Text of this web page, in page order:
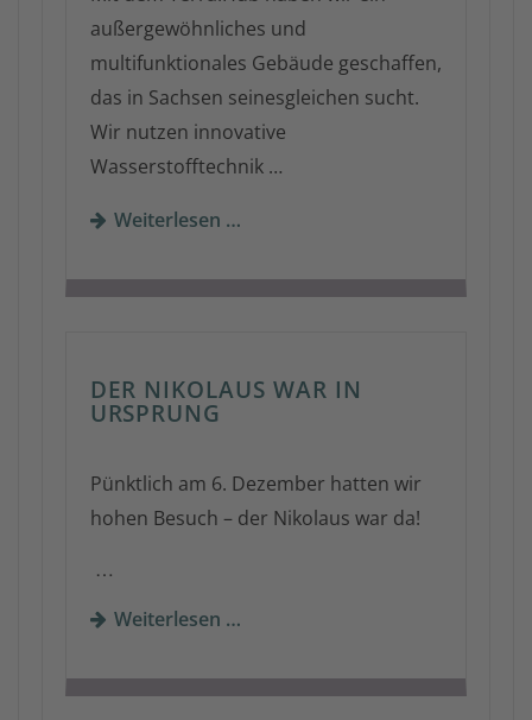
außergewöhnliches und
multifunktionales Gebäude geschaffen,
das in Sachsen seinesgleichen sucht.
Wir nutzen innovative
Wasserstofftechnik …
Weiterlesen …
DER NIKOLAUS WAR IN
URSPRUNG
Pünktlich am 6. Dezember hatten wir
hohen Besuch – der Nikolaus war da!
…
Weiterlesen …